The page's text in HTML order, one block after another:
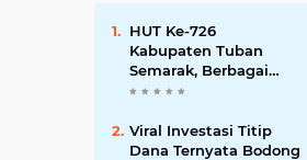
HUT Ke-726
Kabupaten Tuban
Semarak, Berbagai
Prestasinya Pun
Viral Investasi Titip
Dana Ternyata Bodong